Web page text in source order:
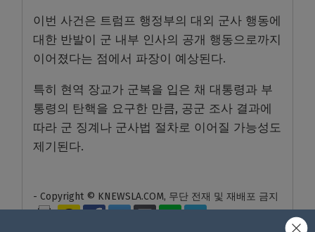
이번 사건은 트럼프 행정부의 대외 군사 행동에
대한 반발이 군 내부 인사의 공개 행동으로까지
이어졌다는 점에서 파장이 예상된다.
특히 현역 장교가 군복을 입은 채 대통령과 부
통령의 탄핵을 요구한 만큼, 공군 조사 결과에
따라 군 징계나 군사법 절차로 이어질 가능성도
제기된다.
- Copyright © KNEWSLA.COM, 무단 전재 및 재배포 금지